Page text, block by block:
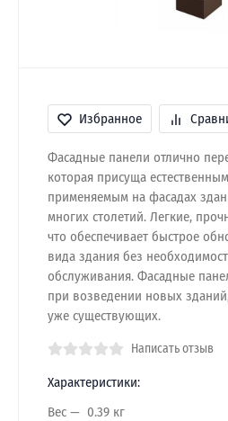
Избранное
Фасадные панели отлично
которая присуща
применяемым на фасадах
многих столетий. Легкие,
что обеспечивает быстрое
вида здания без
обслуживания. Фасадные
при возведении новых
уже существующих.
Написать отзыв
Характеристики:
Вес
0.39 кг